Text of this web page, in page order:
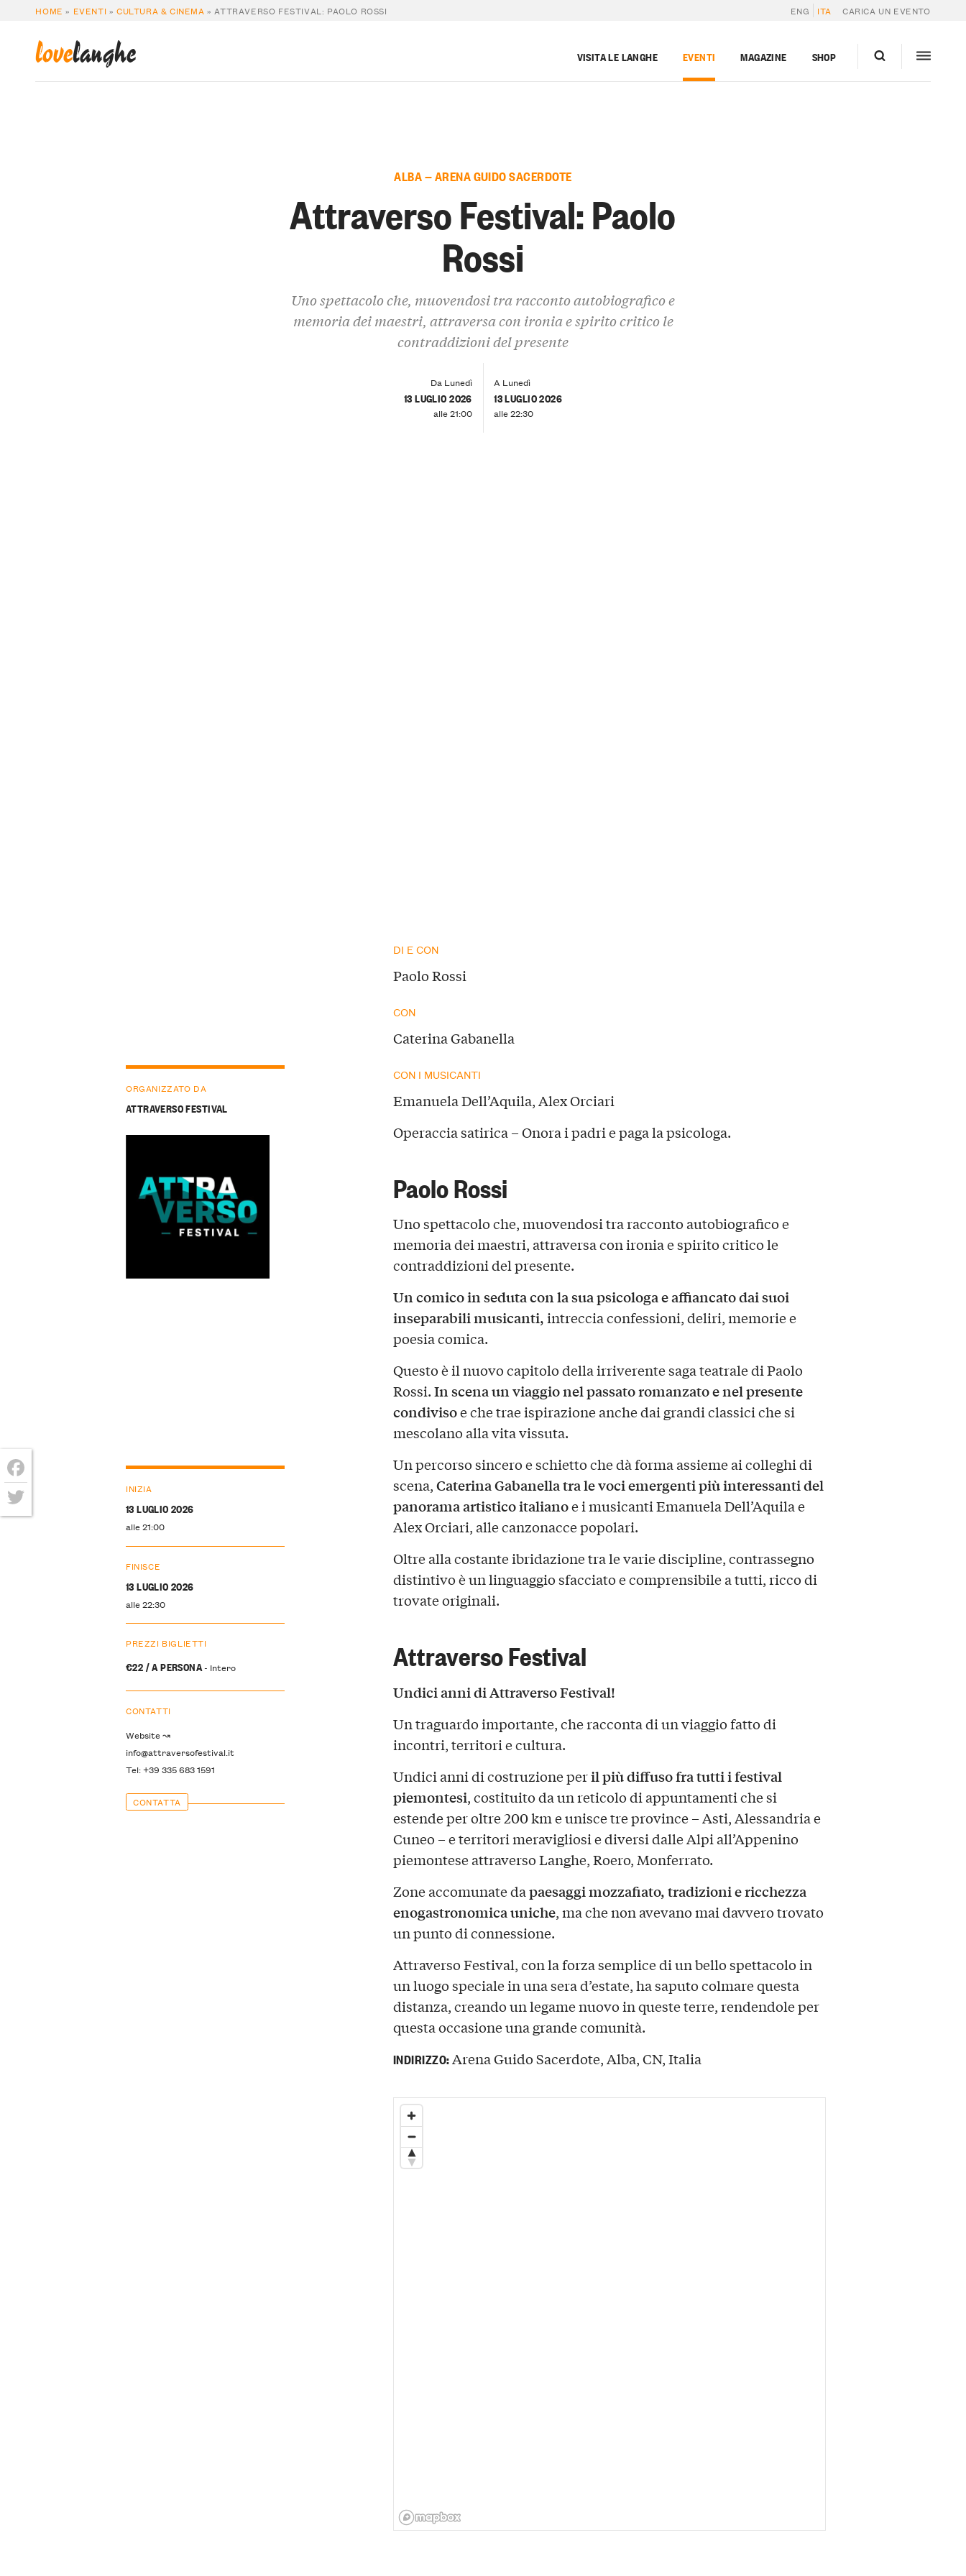
HOME » EVENTI »CULTURA & CINEMA »ATTRAVERSO FESTIVAL: PAOLO ROSSI ENG ITA CARICA UN EVENTO
lovelanghe VISITA LE LANGHE EVENTI MAGAZINE SHOP
ALBA — ARENA GUIDO SACERDOTE
Attraverso Festival: Paolo
Rossi
Uno spettacolo che, muovendosi tra racconto autobiografico e
memoria dei maestri, attraversa con ironia e spirito critico le
contraddizioni del presente
Da Lunedì
13 LUGLIO 2026
alle 21:00
A Lunedì
13 LUGLIO 2026
alle 22:30
DI E CON
Paolo Rossi
CON
Caterina Gabanella
CON I MUSICANTI
Emanuela Dell’Aquila, Alex Orciari
Operaccia satirica – Onora i padri e paga la psicologa.
Paolo Rossi
Uno spettacolo che, muovendosi tra racconto autobiografico e
memoria dei maestri, attraversa con ironia e spirito critico le
contraddizioni del presente.
Un comico in seduta con la sua psicologa e affiancato dai suoi
inseparabili musicanti,intreccia confessioni, deliri, memorie e
poesia comica.
Questo è il nuovo capitolo della irriverente saga teatrale di Paolo
Rossi.In scena un viaggio nel passato romanzato e nel presente
condivisoe che trae ispirazione anche dai grandi classici che si
mescolano alla vita vissuta.
Un percorso sincero e schietto che dà forma assieme ai colleghi di
scena,Caterina Gabanella tra le voci emergenti più interessanti del
panorama artistico italianoe i musicanti Emanuela Dell’Aquila e
Alex Orciari, alle canzonacce popolari.
Oltre alla costante ibridazione tra le varie discipline, contrassegno
distintivo è un linguaggio sfacciato e comprensibile a tutti, ricco di
trovate originali.
Attraverso Festival
Undici anni di Attraverso Festival!
Un traguardo importante, che racconta di un viaggio fatto di
incontri, territori e cultura.
Undici anni di costruzione peril più diffuso fra tutti i festival
piemontesi, costituito da un reticolo di appuntamenti che si
estende per oltre 200 km e unisce tre province – Asti, Alessandria e
Cuneo – e territori meravigliosi e diversi dalle Alpi all’Appenino
piemontese attraverso Langhe, Roero, Monferrato.
Zone accomunate dapaesaggi mozzafiato, tradizioni e ricchezza
enogastronomica uniche, ma che non avevano mai davvero trovato
un punto di connessione.
Attraverso Festival, con la forza semplice di un bello spettacolo in
un luogo speciale in una sera d’estate, ha saputo colmare questa
distanza, creando un legame nuovo in queste terre, rendendole per
questa occasione una grande comunità.
ORGANIZZATO DA
ATTRAVERSO FESTIVAL
INIZIA
13 LUGLIO 2026
alle 21:00
FINISCE
13 LUGLIO 2026
alle 22:30
PREZZI BIGLIETTI
€22 / A PERSONA- Intero
CONTATTI
Website ↝
info@attraversofestival.it
Tel: +39 335 683 1591
CONTATTA
INDIRIZZO:Arena Guido Sacerdote, Alba, CN, Italia
Facebook
Twitter